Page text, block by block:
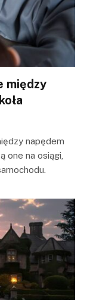
między
napędem
one na osiągi,